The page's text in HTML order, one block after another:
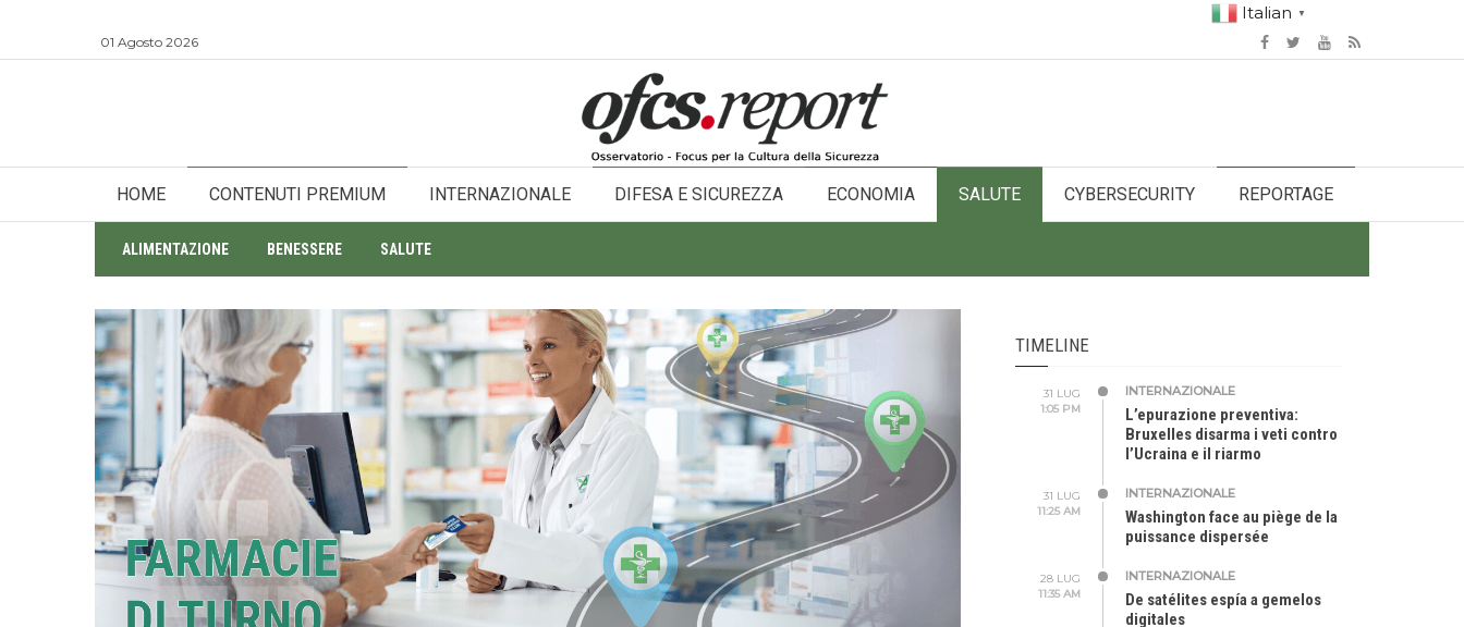
Italian ▼
01 Agosto 2026
HOME CONTENUTI PREMIUM INTERNAZIONALE DIFESA E SICUREZZA ECONOMIA SALUTE CYBERSECURITY REPORTAGE
ALIMENTAZIONE BENESSERE SALUTE
TIMELINE
31 LUG
1:05 PM
INTERNAZIONALE
L’epurazione preventiva:
Bruxelles disarma i veti contro
l’Ucraina e il riarmo
31 LUG
11:25 AM
INTERNAZIONALE
Washington face au piège de la
puissance dispersée
28 LUG
11:35 AM
INTERNAZIONALE
De satélites espía a gemelos
digitales